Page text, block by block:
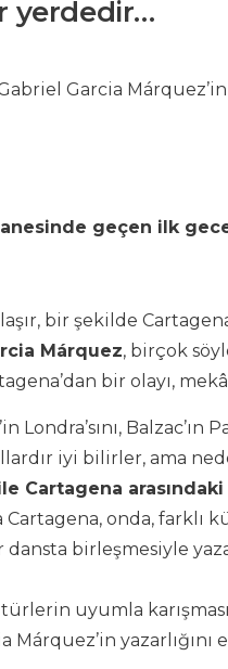
yerdedir…
Garcia
geçen ilk
bir şekilde
Márquez, birçok
bir olayı,
Londra’sını, Balzac’ın
iyi bilirler, ama
Cartagena
Cartagena, onda, farklı
birleşmesiyle
uyumla
Márquez’in